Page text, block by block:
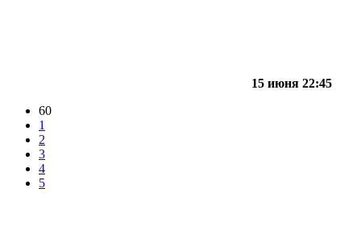
15 июня 22:45
60
1
2
3
4
5